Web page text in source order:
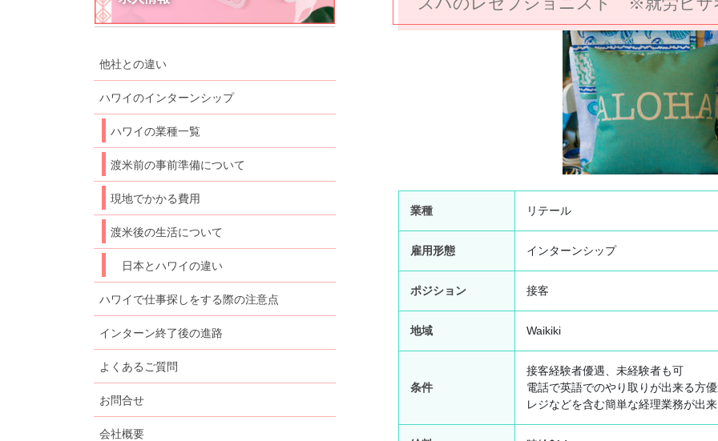
業種 リテール
雇用形態 インターンシップ
ポジション 接客
地域 Waikiki
条件
接客経験者優遇、未経験者も可
電話で英語でのやり取りが出来る方
レジなどを含む簡単な経理業務が出
他社との違い
ハワイのインターンシップ
ハワイの業種一覧
渡米前の事前準備について
現地でかかる費用
渡米後の生活について
日本とハワイの違い
ハワイで仕事探しをする際の注意点
インターン終了後の進路
よくあるご質問
お問合せ
会社概要